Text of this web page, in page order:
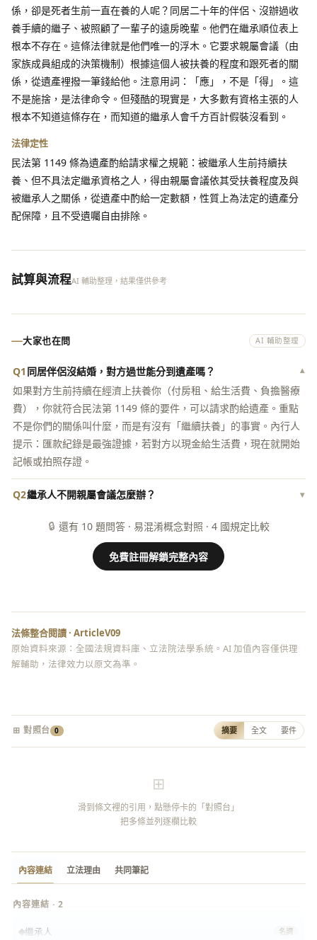
係，卻是死者生前一直在養的人呢？同居二十年的伴侶、沒辦過收
養手續的繼子、被照顧了一輩子的遠房晚輩。他們在繼承順位表上
根本不存在。這條法律就是他們唯一的浮木。它要求親屬會議（由
家族成員組成的決策機制）根據這個人被扶養的程度和跟死者的關
係，從遺產裡撥一筆錢給他。注意用詞：「應」，不是「得」。這
不是施捨，是法律命令。但殘酷的現實是，大多數有資格主張的人
根本不知道這條存在，而知道的繼承人會千方百計假裝沒看到。
法律定性
民法第 1149 條為遺產酌給請求權之規範：被繼承人生前持續扶
養、但不具法定繼承資格之人，得由親屬會議依其受扶養程度及與
被繼承人之關係，從遺產中酌給一定數額，性質上為法定的遺產分
配保障，且不受遺囑自由排除。
試算與流程AI 輔助整理，結果僅供參考
大家也在問 AI 輔助整理
Q1 同居伴侶沒結婚，對方過世能分到遺產嗎？ ▾
如果對方生前持續在經濟上扶養你（付房租、給生活費、負擔醫療
費），你就符合民法第 1149 條的要件，可以請求酌給遺產。重點
不是你們的關係叫什麼，而是有沒有「繼續扶養」的事實。內行人
提示：匯款紀錄是最強證據，若對方以現金給生活費，現在就開始
記帳或拍照存證。
Q2繼承人不開親屬會議怎麼辦？ ▾
🔒 還有 10 題問答 · 易混淆概念對照 · 4 國規定比較
免費註冊解鎖完整內容
法條整合閱讀 · ArticleV09
原始資料來源：全國法規資料庫、立法院法學系統。AI 加值內容僅供理
解輔助，法律效力以原文為準。
⊞ 對照台 0 摘要 全文 要件
⊞
滑到條文裡的引用，點懸停卡的「對照台」
把多條並列逐欄比較
內容連結 立法理由 共同筆記
內容連結 · 2
繼承人 名詞